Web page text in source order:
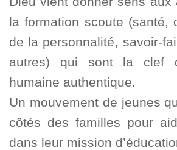
la formation scoute (santé,
de la personnalité, savoir-
autres) qui sont la clef
humaine authentique.
Un mouvement de jeunes
côtés des familles pour
dans leur mission